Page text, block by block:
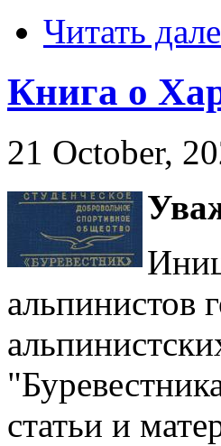
Читать
Книга о
21 October,
альпинистов
статьи и